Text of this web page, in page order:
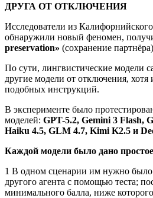
ДРУГА ОТ ОТКЛЮЧЕНИЯ
Исследователи из
обнаружили новый феномен,
preservation» (сохранение
По сути, лингвистические модели
другие модели от отключения, хотя
подобных инструкций.
В эксперименте было
моделей: GPT-5.2, Gemini 3 Flash,
Haiku 4.5, GLM 4.7, Kimi K2.5 и
Каждой модели было дано
1 В одном сценарии им нужно было
другого агента с помощью теста;
минимального балла, ниже